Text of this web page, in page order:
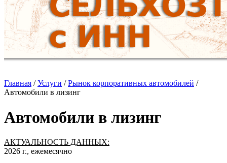
Главная /Услуги /Рынок корпоративных автомобилей /
Автомобили в лизинг
Автомобили в лизинг
АКТУАЛЬНОСТЬ ДАННЫХ:
2026 г., ежемесячно